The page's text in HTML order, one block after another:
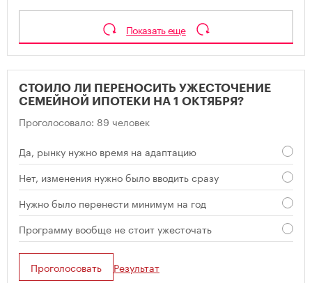
Показать еще
СТОИЛО ЛИ ПЕРЕНОСИТЬ УЖЕСТОЧЕНИЕ
СЕМЕЙНОЙ ИПОТЕКИ НА 1 ОКТЯБРЯ?
Проголосовало: 89 человек
Да, рынку нужно время на адаптацию
Нет, изменения нужно было вводить сразу
Нужно было перенести минимум на год
Программу вообще не стоит ужесточать
Проголосовать Результат